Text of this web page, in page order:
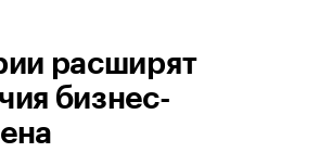
расширят
бизнес-